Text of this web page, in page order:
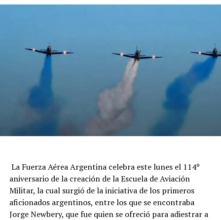
La Fuerza Aérea Argentina celebra este lunes el 114º
aniversario de la creación de la Escuela de Aviación
Militar, la cual surgió de la iniciativa de los primeros
aficionados argentinos, entre los que se encontraba
Jorge Newbery, que fue quien se ofreció para adiestrar a